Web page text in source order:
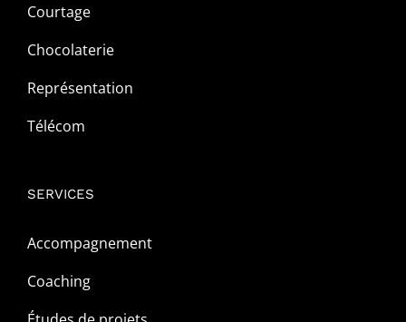
Courtage
Chocolaterie
Représentation
Télécom
SERVICES
Accompagnement
Coaching